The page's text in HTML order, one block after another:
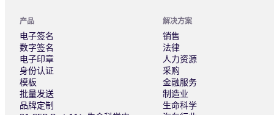
产品
电子签名
数字签名
电子印章
身份认证
模板
批量发送
品牌定制
解决方案
销售
法律
人力资源
采购
金融服务
制造业
生命科学